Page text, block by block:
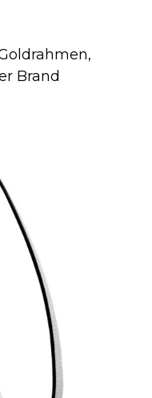
Brand